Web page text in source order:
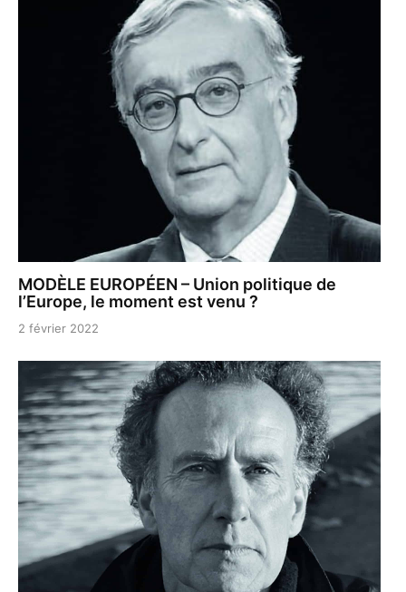
MODÈLE EUROPÉEN – Union politique de
l’Europe, le moment est venu ?
2 février 2022